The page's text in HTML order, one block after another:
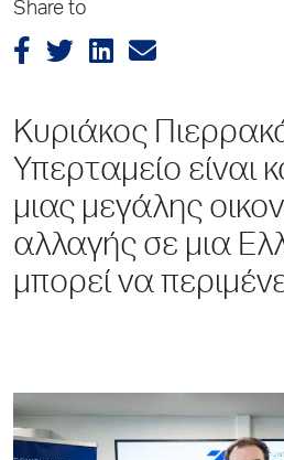
Share to
Κυριάκος
Υπερταμείο είναι
μιας μεγάλης
αλλαγής σε μια
μπορεί να